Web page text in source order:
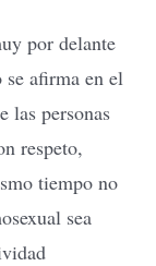
por delante
afirma en el
las personas
respeto,
tiempo no
sea